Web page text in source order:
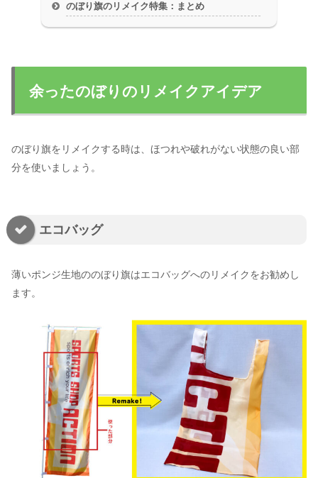
のぼり旗のリメイク特集：まとめ
余ったのぼりのリメイクアイデア
のぼり旗をリメイクする時は、ほつれや破れがない状態の良い部
分を使いましょう。
エコバッグ
薄いポンジ生地ののぼり旗はエコバッグへのリメイクをお勧めし
ます。